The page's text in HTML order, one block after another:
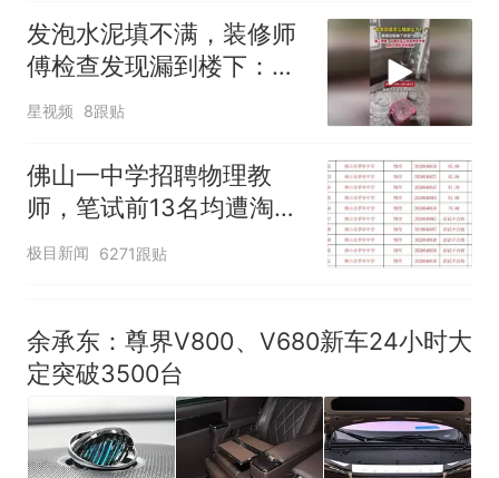
热 那个在床头放菜刀的女孩，
因老师一句“跟我回家”改写了
人生
发泡水泥填不满，装修师
傅检查发现漏到楼下：出
风口未延伸到外墙
星视频 8跟贴
佛山一中学招聘物理教
师，笔试前13名均遭淘
汰？教育局：已叫停招
聘，成立调查组全面核查
极目新闻 6271跟贴
余承东：尊界V800、V680新车24小时大
定突破3500台